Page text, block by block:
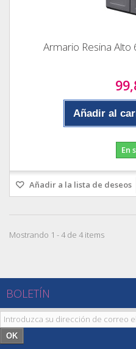
Armario Resina Alto
Añadir al
En
Añadir a la lista de deseos
Mostrando 1 - 4 de 4 items
BOLETÍN
OK